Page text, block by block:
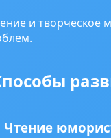
и
Чтение